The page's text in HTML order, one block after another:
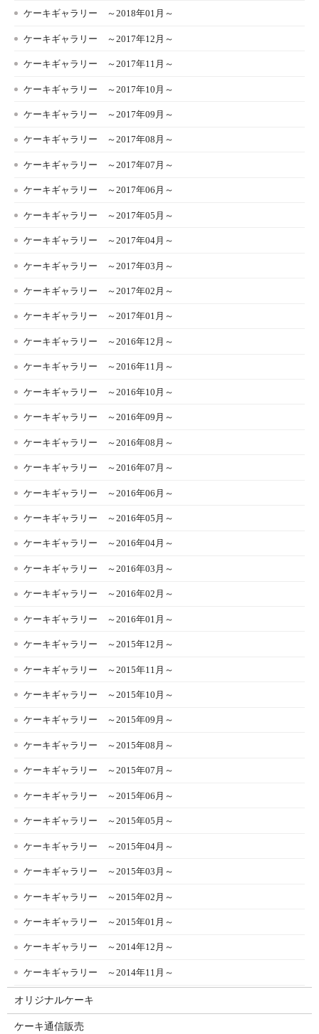
ケーキギャラリー ～2018年01月～
ケーキギャラリー ～2017年12月～
ケーキギャラリー ～2017年11月～
ケーキギャラリー ～2017年10月～
ケーキギャラリー ～2017年09月～
ケーキギャラリー ～2017年08月～
ケーキギャラリー ～2017年07月～
ケーキギャラリー ～2017年06月～
ケーキギャラリー ～2017年05月～
ケーキギャラリー ～2017年04月～
ケーキギャラリー ～2017年03月～
ケーキギャラリー ～2017年02月～
ケーキギャラリー ～2017年01月～
ケーキギャラリー ～2016年12月～
ケーキギャラリー ～2016年11月～
ケーキギャラリー ～2016年10月～
ケーキギャラリー ～2016年09月～
ケーキギャラリー ～2016年08月～
ケーキギャラリー ～2016年07月～
ケーキギャラリー ～2016年06月～
ケーキギャラリー ～2016年05月～
ケーキギャラリー ～2016年04月～
ケーキギャラリー ～2016年03月～
ケーキギャラリー ～2016年02月～
ケーキギャラリー ～2016年01月～
ケーキギャラリー ～2015年12月～
ケーキギャラリー ～2015年11月～
ケーキギャラリー ～2015年10月～
ケーキギャラリー ～2015年09月～
ケーキギャラリー ～2015年08月～
ケーキギャラリー ～2015年07月～
ケーキギャラリー ～2015年06月～
ケーキギャラリー ～2015年05月～
ケーキギャラリー ～2015年04月～
ケーキギャラリー ～2015年03月～
ケーキギャラリー ～2015年02月～
ケーキギャラリー ～2015年01月～
ケーキギャラリー ～2014年12月～
ケーキギャラリー ～2014年11月～
オリジナルケーキ
ケーキ通信販売